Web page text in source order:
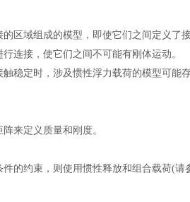
区域组成的模型，即使它们之间定义
连接，使它们之间不可能有刚体运动。
稳定时，涉及惯性浮力载荷的模型可能
来定义质量和刚度。
的约束，则使用惯性释放和组合载荷(请